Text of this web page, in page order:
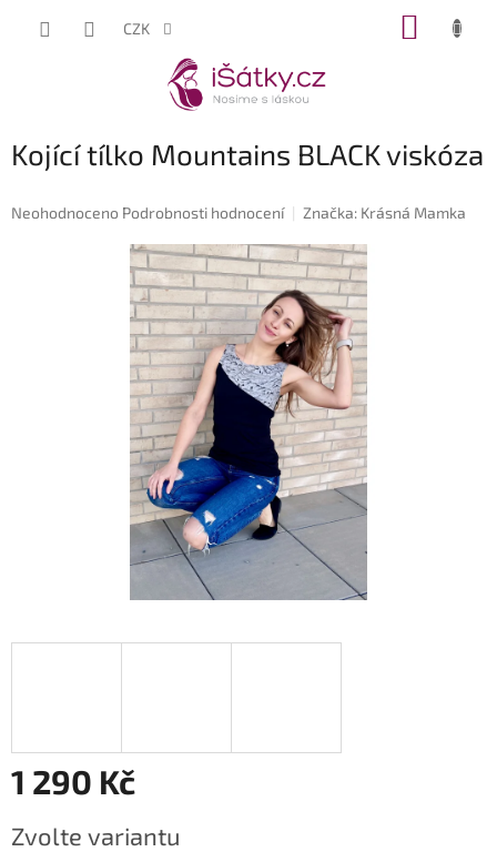
CZK
Kojící tílko Mountains BLACK viskóza
Průměrné
Neohodnoceno Podrobnosti hodnocení Značka: Krásná Mamka
1 290 Kč
cena:
Zvolte variantu